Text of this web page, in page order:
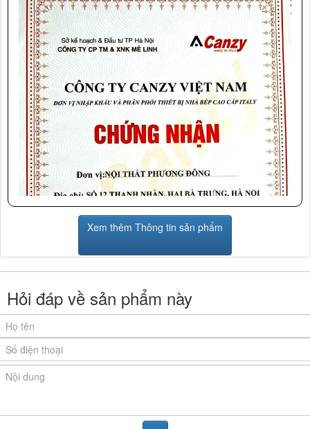
Ảnh giấy chứng nhận Nội Thất Phương Đông là đại lý
Xem thêm Thông tin sản phẩm
Hỏi đáp về sản phẩm này